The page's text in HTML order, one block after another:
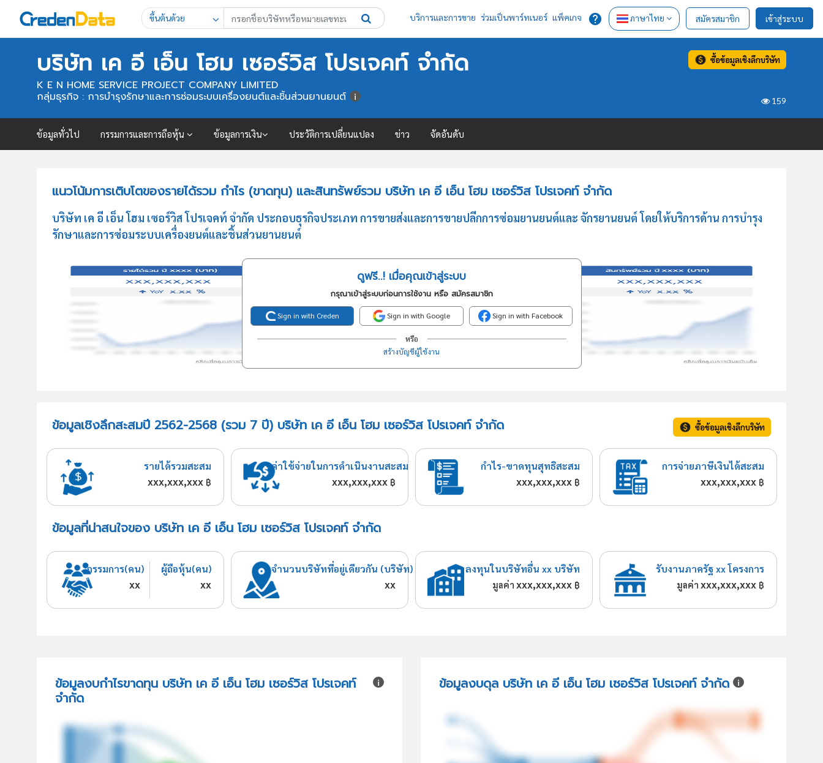
ขึ้นต้นด้วย บริการและการขาย ร่วมเป็นพาร์ทเนอร์ แพ็คเกจ ภาษาไทย สมัครสมาชิก เข้าสู่ระบบ
บริษัท เค อี เอ็น โฮม เซอร์วิส โปรเจคท์ จำกัด ซื้อข้อมูลเชิงลึกบริษัท
K E N HOME SERVICE PROJECT COMPANY LIMITED
159
กลุ่มธุรกิจ : การบำรุงรักษาและการซ่อมระบบเครื่องยนต์และชิ้นส่วนยานยนต์
ข้อมูลทั่วไป กรรมการและการถือหุ้น ข้อมูลการเงิน ประวัติการเปลี่ยนแปลง ข่าว จัดอันดับ
แนวโน้มการเติบโตของรายได้รวม กำไร (ขาดทุน) และสินทรัพย์รวม บริษัท เค อี เอ็น โฮม เซอร์วิส โปรเจคท์ จำกัด
บริษัท เค อี เอ็น โฮม เซอร์วิส โปรเจคท์ จำกัด ประกอบธุรกิจประเภท การขายส่งและการขายปลีกการซ่อมยานยนต์และ จักรยานยนต์ โดยให้บริการด้าน การบำรุง
รักษาและการซ่อมระบบเครื่องยนต์และชิ้นส่วนยานยนต์
ดูฟรี..! เมื่อคุณเข้าสู่ระบบ
กรุณาเข้าสู่ระบบก่อนการใช้งาน หรือ สมัครสมาชิก
Sign in with Creden Sign in with Google Sign in with Facebook
หรือ
สร้างบัญชีผู้ใช้งาน
ข้อมูลเชิงลึกสะสมปี 2562-2568 (รวม 7 ปี) บริษัท เค อี เอ็น โฮม เซอร์วิส โปรเจคท์ จำกัด ซื้อข้อมูลเชิงลึกบริษัท
รายได้รวมสะสม
xxx,xxx,xxx ฿
ค่าใช้จ่ายในการดำเนินงานสะสม
xxx,xxx,xxx ฿
กำไร-ขาดทุนสุทธิสะสม
xxx,xxx,xxx ฿
การจ่ายภาษีเงินได้สะสม
xxx,xxx,xxx ฿
ข้อมูลที่น่าสนใจของ บริษัท เค อี เอ็น โฮม เซอร์วิส โปรเจคท์ จำกัด
กรรมการ(คน)
xx
ผู้ถือหุ้น(คน)
xx
จำนวนบริษัทที่อยู่เดียวกัน (บริษัท)
xx
ลงทุนในบริษัทอื่น xx บริษัท
มูลค่าxxx,xxx,xxx ฿
รับงานภาครัฐ xx โครงการ
มูลค่าxxx,xxx,xxx ฿
ข้อมูลงบกำไรขาดทุน บริษัท เค อี เอ็น โฮม เซอร์วิส โปรเจคท์
จำกัด
ข้อมูลงบดุล บริษัท เค อี เอ็น โฮม เซอร์วิส โปรเจคท์ จำกัด